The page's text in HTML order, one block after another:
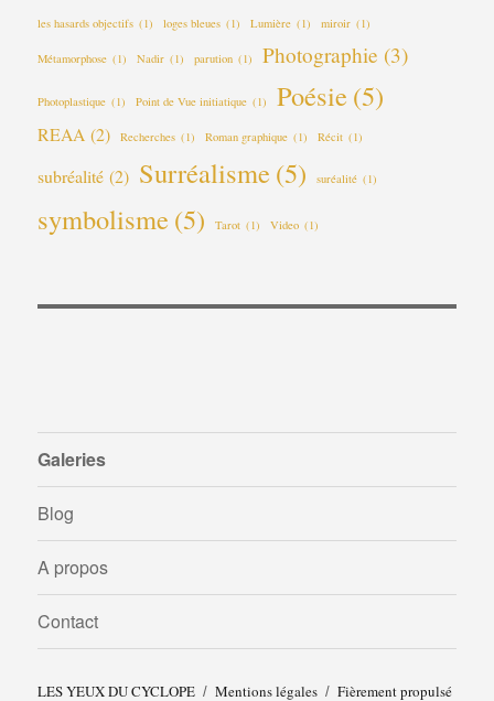
les hasards objectifs (1) loges bleues (1) Lumière (1) miroir (1)
Métamorphose (1) Nadir (1) parution (1) Photographie (3)
Photoplastique (1) Point de Vue initiatique (1) Poésie (5)
REAA (2) Recherches (1) Roman graphique (1) Récit (1)
subréalité (2) Surréalisme (5) suréalité (1)
symbolisme (5) Tarot (1) Video (1)
Galeries
Blog
A propos
Contact
LES YEUX DU CYCLOPE Mentions légales Fièrement propulsé